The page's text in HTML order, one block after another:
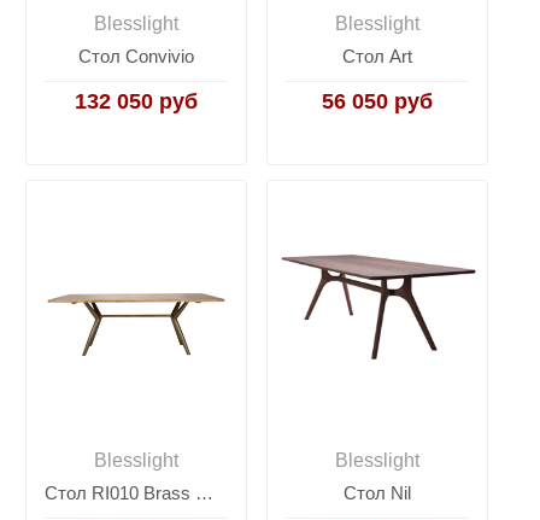
Blesslight
Стол Convivio
132 050 руб
Blesslight
Стол Art
56 050 руб
Blesslight
Стол RI010 Brass metal base & Light Grey Ash
Blesslight
Стол Nil